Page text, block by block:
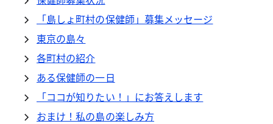
「島しょ町村の保健師」募集メッセージ
東京の島々
各町村の紹介
ある保健師の一日
「ココが知りたい！」にお答えします
おまけ！私の島の楽しみ方